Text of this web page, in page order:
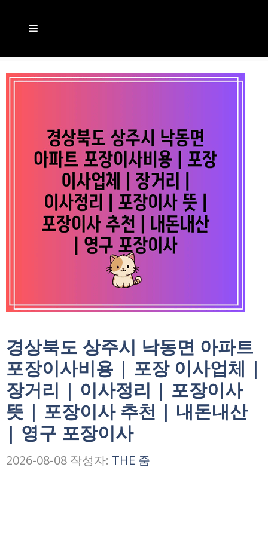
로
메
뉴
경상북도 상주시 낙동면 아파트
포장이사비용 | 포장 이사업체 |
장거리 | 이사정리 | 포장이사
뜻 | 포장이사 추천 | 내돈내산
| 영구 포장이사
2026-08-08 작성자: THE 줌